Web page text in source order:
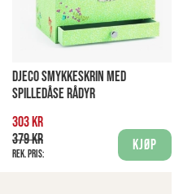
DJECO SMYKKESKRIN MED
SPILLEDÅSE RÅDYR
303 kr
379 kr
Rek. pris:
Kjøp